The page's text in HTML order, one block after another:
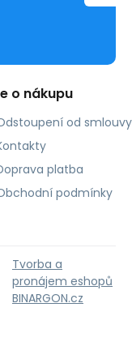
o nákupu
od smlouvy
platba
podmínky
Tvorba a
pronájem eshopů
BINARGON.cz